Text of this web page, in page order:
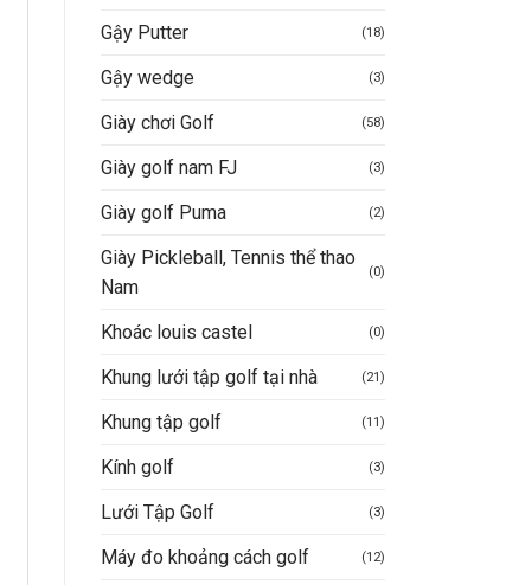
Gậy Putter (18)
Gậy wedge (3)
Giày chơi Golf (58)
Giày golf nam FJ (3)
Giày golf Puma (2)
Giày Pickleball, Tennis thể thao
Nam
(0)
Khoác louis castel (0)
Khung lưới tập golf tại nhà (21)
Khung tập golf (11)
Kính golf (3)
Lưới Tập Golf (3)
Máy đo khoảng cách golf (12)